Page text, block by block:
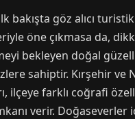
bakışta göz alıcı
öne çıkmasa da,
bekleyen doğal
sahiptir. Kırşehir ve
ilçeye farklı coğrafi
verir. Doğaseverler